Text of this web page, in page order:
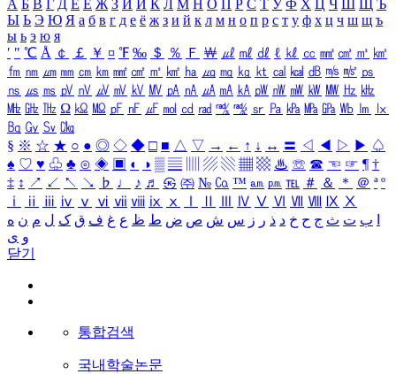
А Б В Г Д Е Ё Ж З И Й К Л М Н О П Р С Т У Ф Х Ц Ч Ш Щ Ъ
Ы Ь Э Ю Я а б в г д е ё ж з и й к л м н о п р с т у ф х ц ч ш щ ъ
ы ь э ю я
′ ″ ℃ Å ￠ ￡ ￥ ¤ ℉ ‰ ＄ ％ Ｆ ￦ ㎕ ㎖ ㎗ ℓ ㎘ ㏄ ㎣ ㎤ ㎥ ㎦
㎙ ㎚ ㎛ ㎜ ㎝ ㎞ ㎟ ㎠ ㎡ ㎢ ㏊ ㎍ ㎎ ㎏ ㏏ ㎈ ㎉ ㏈ ㎧ ㎨ ㎰
㎱ ㎲ ㎳ ㎴ ㎵ ㎶ ㎷ ㎸ ㎹ ㎀ ㎁ ㎂ ㎃ ㎄ ㎺ ㎻ ㎽ ㎾ ㎿ ㎐ ㎑
㎒ ㎓ ㎔ Ω ㏀ ㏁ ㎊ ㎋ ㎌ ㏖ ㏅ ㎭ ㎮ ㎯ ㏛ ㎩ ㎪ ㎫ ㎬ ㏝ ㏐
㏓
㏃ ㏉ ㏜ ㏆
§ ※ ☆ ★ ○ ● ◎ ◇ ◆ □ ■ △ ▽ → ← ↑ ↓ ↔ 〓 ◁ ◀ ▷ ▶ ♤
♠ ♡ ♥ ♧ ♣ ⊙ ◈ ▣ ◐ ◑ ▒ ▤ ▨ ▧ ▦ ▩ ♨ ☏ ☎ ☜ ☞ ¶ †
‡ ↕ ↗ ↙ ↖ ↘ ♭ ♩ ♪ ♬ ㉿ ㈜ № ㏇ ™ ㏂ ㏘ ℡ ＃ ＆ ＊ ＠ ª º
ⅰ
ⅱ ⅲ ⅳ ⅴ ⅵ ⅶ ⅷ ⅸ ⅹ Ⅳ Ⅴ Ⅵ Ⅶ Ⅷ Ⅸ Ⅹ
ب ت ث ج ح خ د ذ ر ز س ش ص ض ط ظ ع غ ف ق ک ل م ن ه
و ی
닫기
통합검색
국내학술논문